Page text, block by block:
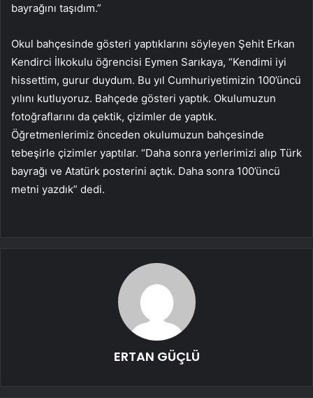
bayrağını taşıdım.”
Okul bahçesinde gösteri yaptıklarını söyleyen Şehit Erkan
Kendirci İlkokulu öğrencisi Eymen Sarıkaya, “Kendimi iyi
hissettim, gurur duydum. Bu yıl Cumhuriyetimizin 100’üncü
yılını kutluyoruz. Bahçede gösteri yaptık. Okulumuzun
fotoğraflarını da çektik, çizimler de yaptık.
Öğretmenlerimiz önceden okulumuzun bahçesinde
tebeşirle çizimler yaptılar. “Daha sonra yerlerimizi alıp Türk
bayrağı ve Atatürk posterini açtık. Daha sonra 100’üncü
metni yazdık” dedi.
ERTAN GÜÇLÜ